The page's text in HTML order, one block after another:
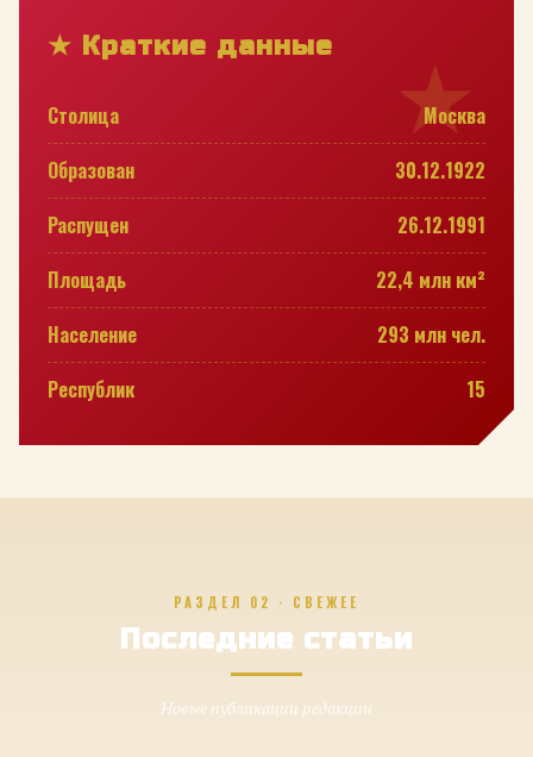
★ Краткие данные
Столица
Москва
Образован
30.12.1922
Распущен
26.12.1991
Площадь
22,4 млн км²
Население
293 млн чел.
Республик
15
РАЗДЕЛ 02 · СВЕЖЕЕ
Последние статьи
Новые публикации редакции